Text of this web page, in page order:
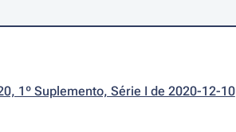
1º Suplemento, Série I de 2020-12-10